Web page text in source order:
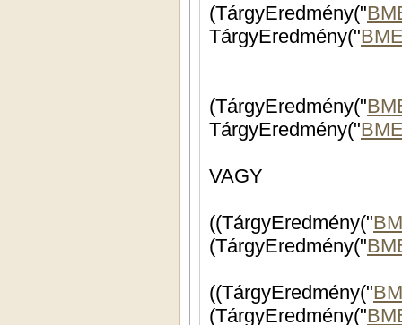
(TárgyEredmény("
TárgyEredmény("
(TárgyEredmény("
TárgyEredmény("
VAGY
((TárgyEredmény("
(TárgyEredmény("
((TárgyEredmény("
(TárgyEredmény("